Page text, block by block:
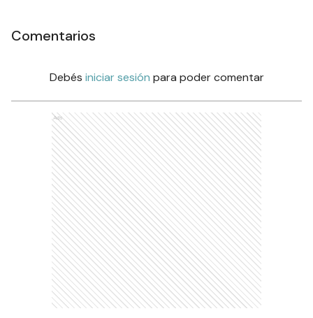
Comentarios
Debés iniciar sesión para poder comentar
Ads